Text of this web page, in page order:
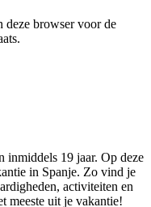
deze browser voor de
inmiddels 19 jaar. Op deze
in Spanje. Zo vind je
activiteiten en
meeste uit je vakantie!